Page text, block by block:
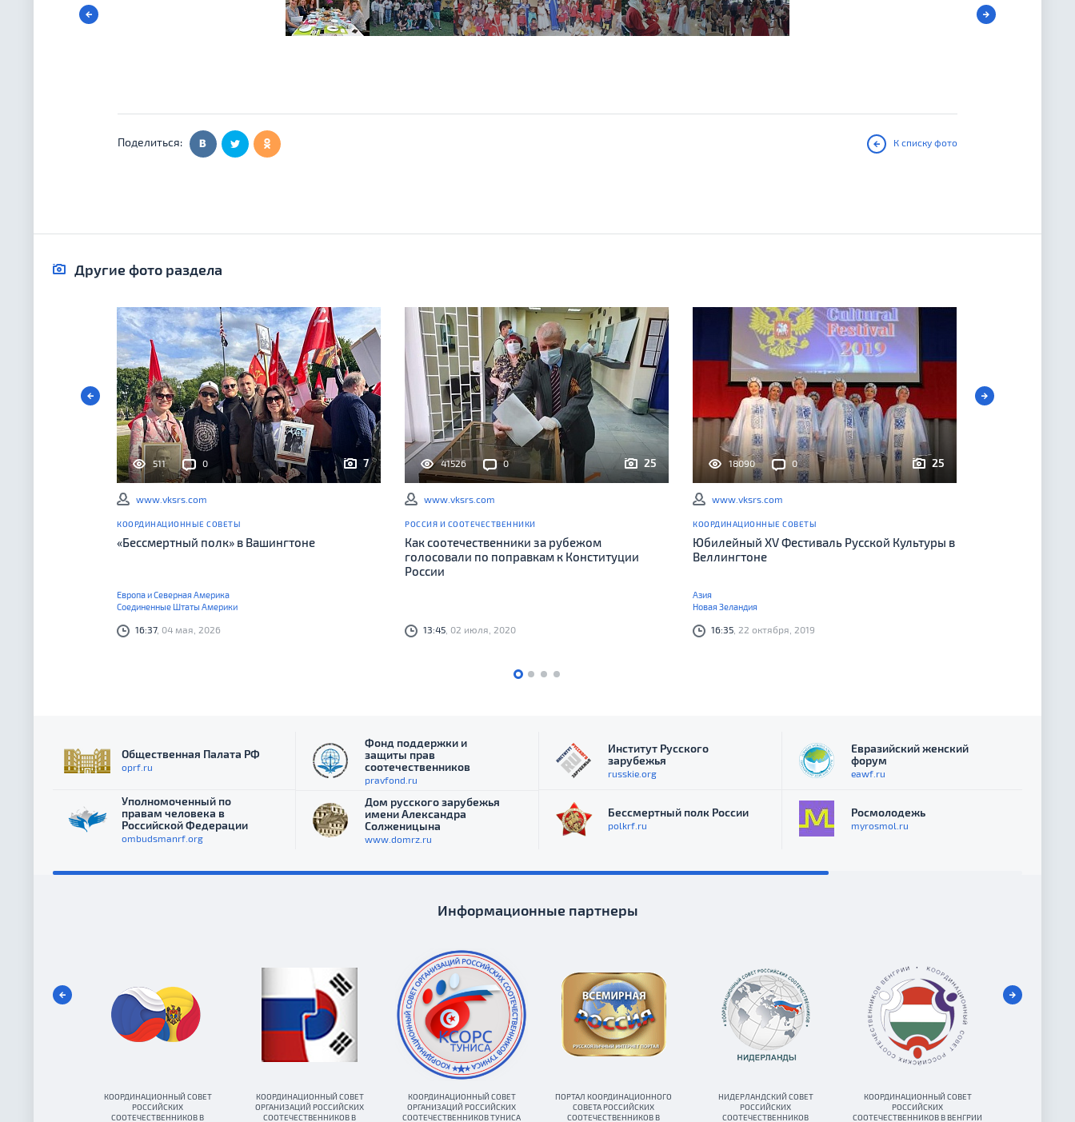
К списку фото
Поделиться:
Другие фото раздела
7
511 0
www.vksrs.com
КООРДИНАЦИОННЫЕ СОВЕТЫ
«Бессмертный полк» в Вашингтоне
Европа и Северная Америка
Соединенные Штаты Америки
16:37, 04 мая, 2026
25
41526 0
www.vksrs.com
РОССИЯ И СООТЕЧЕСТВЕННИКИ
Как соотечественники за рубежом
голосовали по поправкам к Конституции
России
13:45 , 02 июля, 2020
25
18090 0
www.vksrs.com
КООРДИНАЦИОННЫЕ СОВЕТЫ
Юбилейный XV Фестиваль Русской Культуры в
Веллингтоне
Азия
Новая Зеландия
16:35 , 22 октября, 2019
Общественная Палата РФ
oprf.ru
Уполномоченный по
правам человека в
Российской Федерации
ombudsmanrf.org
Фонд поддержки и
защиты прав
соотечественников
pravfond.ru
Дом русского зарубежья
имени Александра
Солженицына
www.domrz.ru
Институт Русского
зарубежья
russkie.org
Бессмертный полк России
polkrf.ru
Евразийский женский
форум
eawf.ru
Росмолодежь
myrosmol.ru
Информационные партнеры
КООРДИНАЦИОННЫЙ СОВЕТ
РОССИЙСКИХ
СООТЕЧЕСТВЕННИКОВ В
КООРДИНАЦИОННЫЙ СОВЕТ
ОРГАНИЗАЦИЙ РОССИЙСКИХ
СООТЕЧЕСТВЕННИКОВ В
КООРДИНАЦИОННЫЙ СОВЕТ
ОРГАНИЗАЦИЙ РОССИЙСКИХ
СООТЕЧЕСТВЕННИКОВ ТУНИСА
ПОРТАЛ КООРДИНАЦИОННОГО
СОВЕТА РОССИЙСКИХ
СООТЕЧЕСТВЕННИКОВ В
НИДЕРЛАНДСКИЙ СОВЕТ
РОССИЙСКИХ
СООТЕЧЕСТВЕННИКОВ
КООРДИНАЦИОННЫЙ СОВЕТ
РОССИЙСКИХ
СООТЕЧЕСТВЕННИКОВ В ВЕНГРИИ